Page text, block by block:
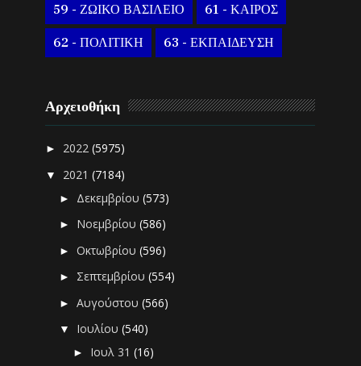
59 - ΖΩΙΚΟ ΒΑΣΙΛΕΙΟ 61 - ΚΑΙΡΟΣ
62 - ΠΟΛΙΤΙΚΗ 63 - ΕΚΠΑΙΔΕΥΣΗ
Αρχειοθήκη
► 2022(5975)
▼ 2021(7184)
► Δεκεμβρίου(573)
► Νοεμβρίου(586)
►Οκτωβρίου(596)
► Σεπτεμβρίου(554)
►Αυγούστου(566)
▼ Ιουλίου(540)
► Ιουλ 31(16)